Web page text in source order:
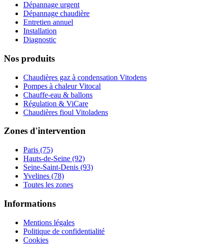
Dépannage urgent
Dépannage chaudière
Entretien annuel
Installation
Diagnostic
Nos produits
Chaudières gaz à condensation Vitodens
Pompes à chaleur Vitocal
Chauffe-eau & ballons
Régulation & ViCare
Chaudières fioul Vitoladens
Zones d'intervention
Paris (75)
Hauts-de-Seine (92)
Seine-Saint-Denis (93)
Yvelines (78)
Toutes les zones
Informations
Mentions légales
Politique de confidentialité
Cookies